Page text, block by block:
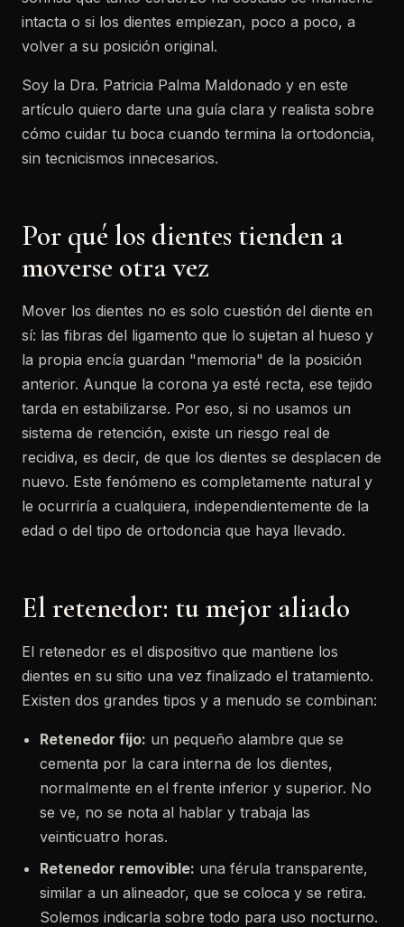
intacta o si los dientes empiezan, poco a poco, a
volver a su posición original.
Soy la Dra. Patricia Palma Maldonado y en este
artículo quiero darte una guía clara y realista sobre
cómo cuidar tu boca cuando termina la ortodoncia,
sin tecnicismos innecesarios.
Por qué los dientes tienden a
moverse otra vez
Mover los dientes no es solo cuestión del diente en
sí: las fibras del ligamento que lo sujetan al hueso y
la propia encía guardan "memoria" de la posición
anterior. Aunque la corona ya esté recta, ese tejido
tarda en estabilizarse. Por eso, si no usamos un
sistema de retención, existe un riesgo real de
recidiva, es decir, de que los dientes se desplacen de
nuevo. Este fenómeno es completamente natural y
le ocurriría a cualquiera, independientemente de la
edad o del tipo de ortodoncia que haya llevado.
El retenedor: tu mejor aliado
El retenedor es el dispositivo que mantiene los
dientes en su sitio una vez finalizado el tratamiento.
Existen dos grandes tipos y a menudo se combinan:
Retenedor fijo: un pequeño alambre que se
cementa por la cara interna de los dientes,
normalmente en el frente inferior y superior. No
se ve, no se nota al hablar y trabaja las
veinticuatro horas.
Retenedor removible: una férula transparente,
similar a un alineador, que se coloca y se retira.
Solemos indicarla sobre todo para uso nocturno.